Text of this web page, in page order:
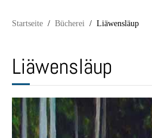
Startseite Bücherei Liäwensläup
Liäwensläup